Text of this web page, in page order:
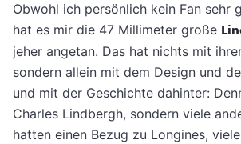
Obwohl ich persönlich kein Fan sehr
hat es mir die 47 Millimeter große
jeher angetan. Das hat nichts mit
sondern allein mit dem Design und
und mit der Geschichte dahinter:
Charles Lindbergh, sondern viele
hatten ­einen Bezug zu Longines,